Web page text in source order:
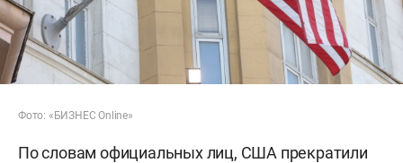
Фото: «БИЗНЕС Online»
По словам официальных лиц, США прекратили